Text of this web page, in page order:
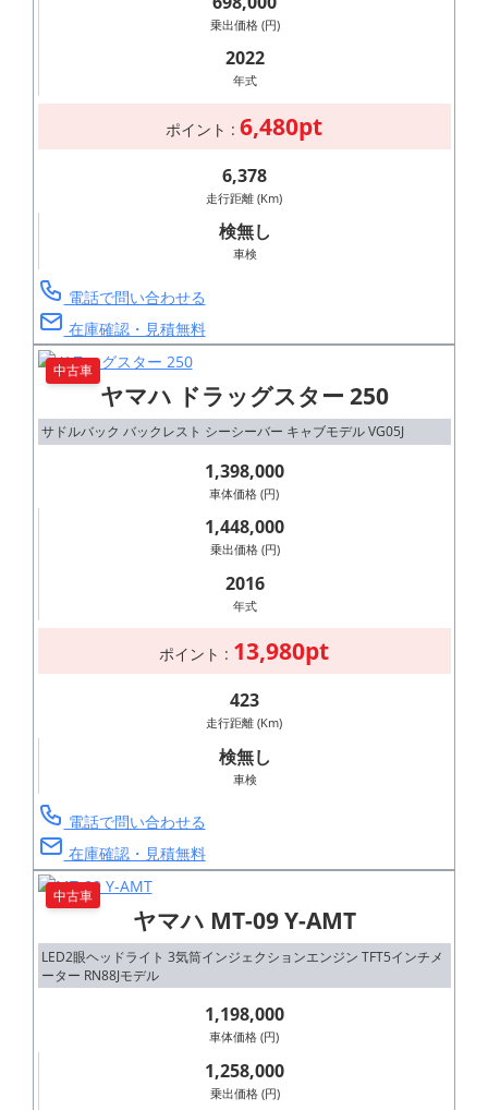
乗出価格 (円)
2022
年式
ポイント : 6,480pt
6,378
走行距離 (Km)
検無し
車検
電話で問い合わせる
在庫確認・見積無料
中古車
ヤマハ ドラッグスター 250
サドルバック バックレスト シーシーバー キャブモデル VG05J
1,398,000
車体価格 (円)
1,448,000
乗出価格 (円)
2016
年式
ポイント : 13,980pt
423
走行距離 (Km)
検無し
車検
電話で問い合わせる
在庫確認・見積無料
中古車
ヤマハ MT-09 Y-AMT
LED2眼ヘッドライト 3気筒インジェクションエンジン TFT5インチメ
ーター RN88Jモデル
1,198,000
車体価格 (円)
1,258,000
乗出価格 (円)